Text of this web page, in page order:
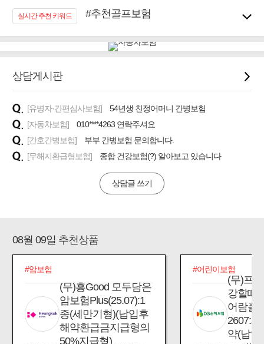
실시간 추천 키워드
#추천골프보험
#우리집 화재, 도난대비
#노후대비 연금재테크!
#임플란트, 치아치료보장
#바뀌기전에 4세대 가입
상담게시판
[유병자·간편심사보험]
54년생 친정어머니 간병보험
[자동차보험]
010****4263 연락주셔요
[간호간병보험]
부부 간병보험 문의합니다.
[무해지환급형보험]
종합 건강보험(?) 알아보고 있습니다
상담글 쓰기
08월 09일 추천상품
#암보험
(무)흥Good 모두담은
암보험Plus(25.07):1
종(세만기형)(납입후
해약환급금지급형의
50%지급형)
#어린이보험
(무)프
강할때
어람플
2607:
약(납입